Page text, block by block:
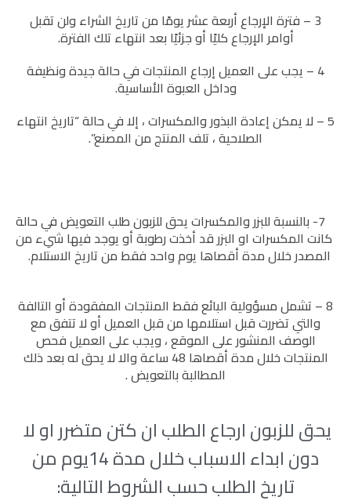
3 – فترة الإرجاع أربعة عشر يومًا من تاريخ الشراء ولن تقبل
أوامر الإرجاع كليًا أو جزئيًا بعد انتهاء تلك الفترة.
4 – يجب على العميل إرجاع المنتجات في حالة جيدة ونظيفة
وداخل العبوة الأساسية.
5 – لا يمكن إعادة البذور والمكسرات ، إلا في حالة “تاريخ انتهاء
الصلاحية ، تلف المنتج من المصنع”.
7- بالنسبة للبزر والمكسرات يحق للزبون طلب التعويض في حالة
كانت المكسرات او البزر قد أخذت رطوبة أو يوجد فيها شيء من
المصدر خلال مدة أقصاها يوم واحد فقط من تاريخ الاستلام.
8 – تشمل مسؤولية البائع فقط المنتجات المفقودة أو التالفة
والتي تضررت قبل استلامها من قبل العميل أو لا تتفق مع
الوصف المنشور على الموقع ، ويجب على العميل فحص
المنتجات خلال مدة أقصاها 48 ساعة والا لا يحق له بعد ذلك
المطالبة بالتعويض .
يحق للزبون ارجاع الطلب ان كتن متضرر او لا
دون ابداء الاسباب خلال مدة 14يوم من
تاريخ الطلب حسب الشروط التالية: